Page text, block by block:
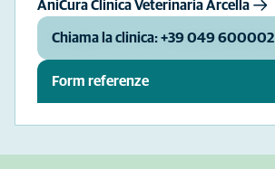
AniCura Clinica Veterinaria Arcella
Chiama la clinica: +39 049 600002
Form referenze